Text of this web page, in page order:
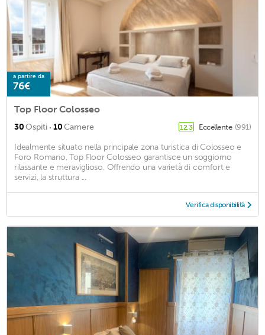
a partire da
76€
Top Floor Colosseo
30Ospiti · 10Camere 12,3 Eccellente (991)
Idealmente situato nella principale zona turistica di Colosseo e
Foro Romano, Top Floor Colosseo garantisce un soggiorno
rilassante e meraviglioso. Offrendo una varietà di comfort e
servizi, la struttura ...
Verifica disponibilità